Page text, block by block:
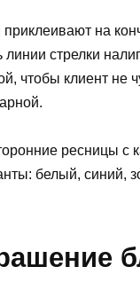
на
линии стрелки
чтобы клиент не
ресницы с
белый, синий,